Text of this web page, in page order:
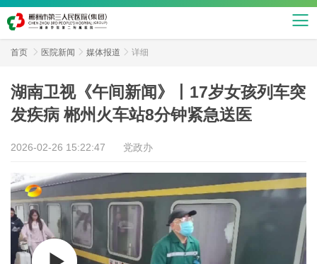
首页  医院新闻  媒体报道  详细
湖南卫视《午间新闻》丨17岁女孩列车突
发疾病 郴州火车站8分钟紧急送医
2026-02-26 15:22:47 党政办